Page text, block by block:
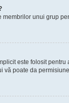
unui grup
este folosit
vă poate da